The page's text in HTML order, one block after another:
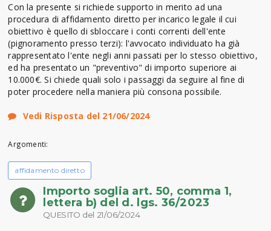
Con la presente si richiede supporto in merito ad una
procedura di affidamento diretto per incarico legale il cui
obiettivo è quello di sbloccare i conti correnti dell'ente
(pignoramento presso terzi): l'avvocato individuato ha già
rappresentato l'ente negli anni passati per lo stesso obiettivo,
ed ha presentato un "preventivo" di importo superiore ai
10.000€. Si chiede quali solo i passaggi da seguire al fine di
poter procedere nella maniera più consona possibile.
Vedi Risposta del 21/06/2024
Argomenti:
affidamento diretto
Importo soglia art. 50, comma 1,
lettera b) del d. lgs. 36/2023
QUESITO del 21/06/2024